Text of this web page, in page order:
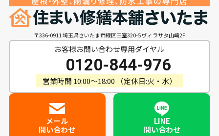
〒336-0911 埼玉県さいたま市緑区三室320-5 ヴィラサタ山崎2F
お客様お問い合わせ専用ダイヤル
0120-844-976
営業時間 10:00〜18:00 （定休日:火・水）
メール
問い合わせ
LINE
問い合わせ